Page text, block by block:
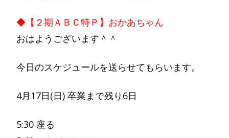
◆【２期ＡＢＣ特Ｐ】おかあちゃん
おはようございます＾＾
今日のスケジュールを送らせてもらいます。
4月17日(日) 卒業まで残り6日
5:30 座る